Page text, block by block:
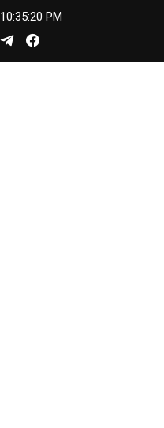
10:35:21 PM